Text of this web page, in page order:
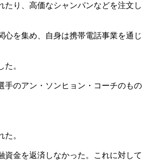
り、高価なシャンパンなどを注文し
を集め、自身は携帯電話事業を通じ
。
手のアン・ソンヒョン・コーチのもの
。
金を返済しなかった。これに対して